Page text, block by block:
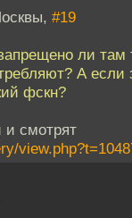
#19
ли там
А если
фскн?
и смотрят